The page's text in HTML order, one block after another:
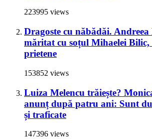
223995 views
Dragoste cu năbădăi. Andreea
măritat cu soțul Mihaelei Bilic,
prietene
153852 views
Luiza Melencu trăiește?
anunț după patru ani: Sunt
și traficate
147396 views